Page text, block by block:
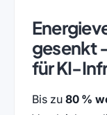
gesenkt
für KI-
Bis zu 80 %